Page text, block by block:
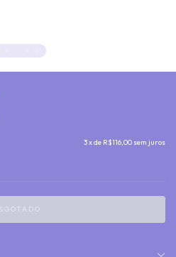
3x de R$116,00 sem juros